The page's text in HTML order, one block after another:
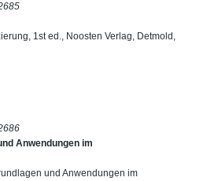
1st ed., Noosten Verlag, Detmold,
Anwendungen im
und Anwendungen im